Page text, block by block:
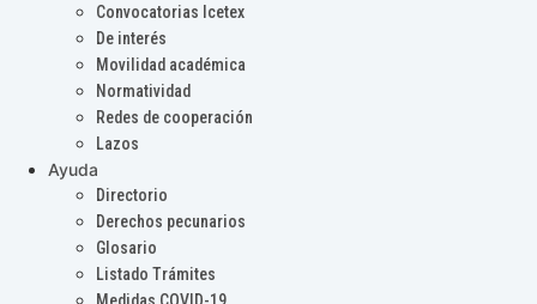
Convocatorias Icetex
De interés
Movilidad académica
Normatividad
Redes de cooperación
Lazos
Ayuda
Directorio
Derechos pecunarios
Glosario
Listado Trámites